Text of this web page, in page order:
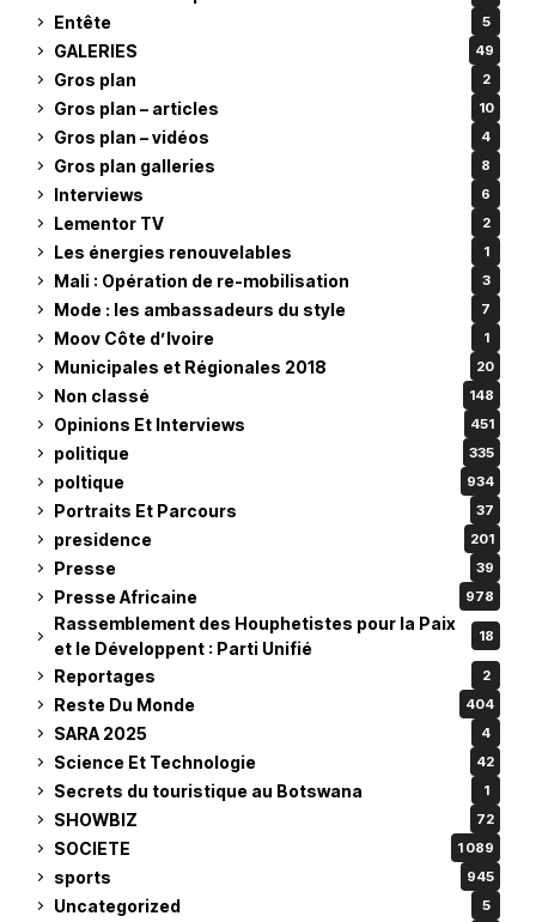
Entête 5
GALERIES 49
Gros plan 2
Gros plan – articles 10
Gros plan – vidéos 4
Gros plan galleries 8
Interviews 6
Lementor TV 2
Les énergies renouvelables 1
Mali : Opération de re-mobilisation 3
Mode : les ambassadeurs du style 7
Moov Côte d’Ivoire 1
Municipales et Régionales 2018 20
Non classé 148
Opinions Et Interviews 451
politique 335
poltique 934
Portraits Et Parcours 37
presidence 201
Presse 39
Presse Africaine 978
Rassemblement des Houphetistes pour la Paix
et le Développent : Parti Unifié
18
Reportages 2
Reste Du Monde 404
SARA 2025 4
Science Et Technologie 42
Secrets du touristique au Botswana 1
SHOWBIZ 72
SOCIETE 1 089
sports 945
Uncategorized 5